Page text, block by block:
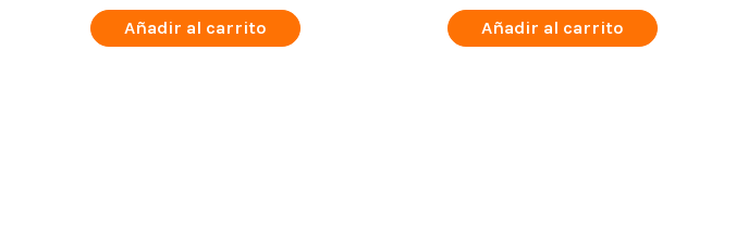
Añadir al carrito Añadir al carrito